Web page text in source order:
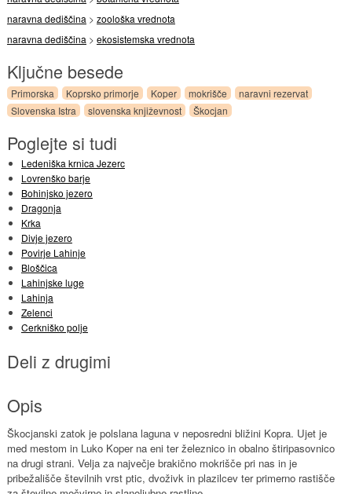
naravna dediščina > zoološka vrednota
naravna dediščina > ekosistemska vrednota
Ključne besede
Primorska Koprsko primorje Koper mokrišče
naravni rezervat
Slovenska Istra
slovenska književnost Škocjan
Poglejte si tudi
Ledeniška krnica Jezerc
Lovrenško barje
Bohinjsko jezero
Dragonja
Krka
Divje jezero
Povirje Lahinje
Bloščica
Lahinjske luge
Lahinja
Zelenci
Cerkniško polje
Deli z drugimi
Opis
Škocjanski zatok je polslana laguna v neposredni bližini Kopra. Ujet je
med mestom in Luko Koper na eni ter železnico in obalno štiripasovnico
na drugi strani. Velja za največje brakično mokrišče pri nas in je
pribežališče številnih vrst ptic, dvoživk in plazilcev ter primerno rastišče